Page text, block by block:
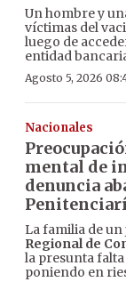
Un hombre y
víctimas del
luego de
entidad
Agosto 5, 2026
Nacionales
mental de
denuncia
La familia de
Regional de
la presunta
poniendo en